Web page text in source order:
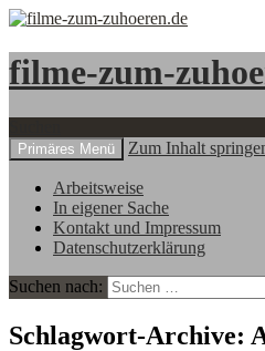
filme-zum-
Primäres Menü Zum Inhalt
Arbeitsweise
In eigener Sache
Kontakt und Impressum
Datenschutzerklärung
Suchen nach:
Schlagwort-Archive: